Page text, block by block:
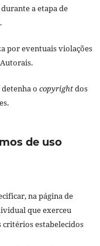
a etapa de
por eventuais violações
o copyrightdos
de uso
na página de
que exerceu
critérios estabelecidos